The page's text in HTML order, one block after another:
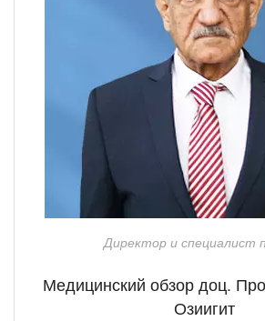
Директор и специалист
Медицинский обзор доц.
Озиигит